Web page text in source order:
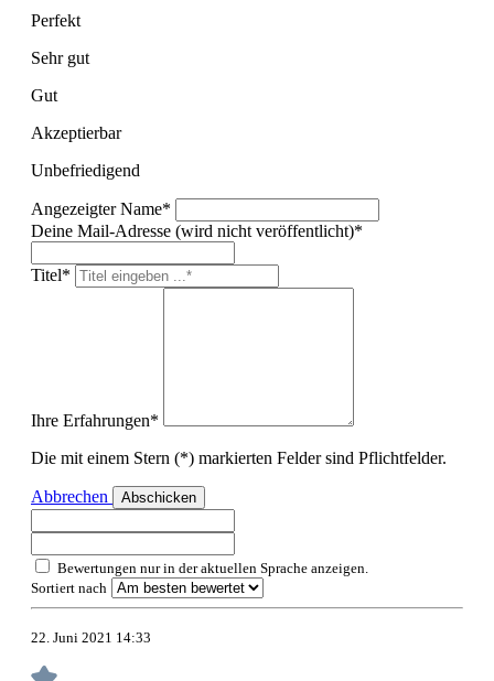
Perfekt
Sehr gut
Gut
Akzeptierbar
Unbefriedigend
Angezeigter Name*
Deine Mail-Adresse (wird nicht veröffentlicht)*
Titel*
Ihre Erfahrungen*
Die mit einem Stern (*) markierten Felder sind Pflichtfelder.
Abbrechen Abschicken
Bewertungen nur in der aktuellen Sprache anzeigen.
Sortiert nach
22. Juni 2021 14:33